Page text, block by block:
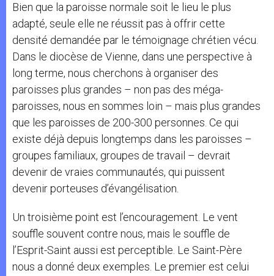
Bien que la paroisse normale soit le lieu le plus
adapté, seule elle ne réussit pas à offrir cette
densité demandée par le témoignage chrétien vécu.
Dans le diocèse de Vienne, dans une perspective à
long terme, nous cherchons à organiser des
paroisses plus grandes – non pas des méga-
paroisses, nous en sommes loin – mais plus grandes
que les paroisses de 200-300 personnes. Ce qui
existe déjà depuis longtemps dans les paroisses –
groupes familiaux, groupes de travail – devrait
devenir de vraies communautés, qui puissent
devenir porteuses d’évangélisation.
Un troisième point est l’encouragement. Le vent
souffle souvent contre nous, mais le souffle de
l’Esprit-Saint aussi est perceptible. Le Saint-Père
nous a donné deux exemples. Le premier est celui